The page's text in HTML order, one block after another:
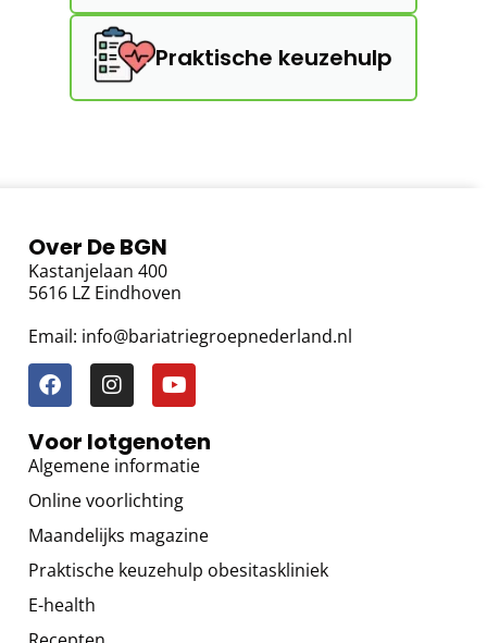
Praktische keuzehulp
Over De BGN
Kastanjelaan 400
5616 LZ Eindhoven
Email: info@bariatriegroepnederland.nl
Voor lotgenoten
Algemene informatie
Online voorlichting
Maandelijks magazine
Praktische keuzehulp obesitaskliniek
E-health